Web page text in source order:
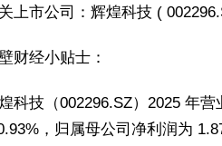
上市公司：辉煌科技 (
财经小贴士：
科技（002296.SZ）2025 年
，归属母公司净利润为